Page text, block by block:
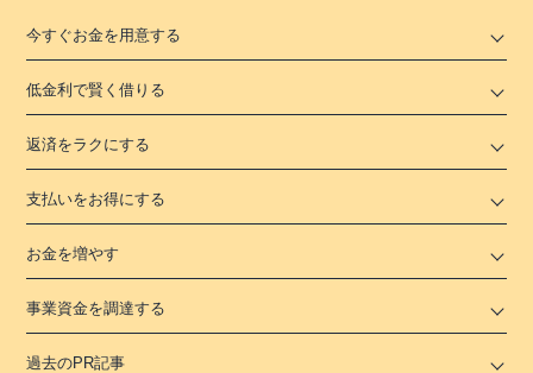
今すぐお金を用意する
低金利で賢く借りる
返済をラクにする
支払いをお得にする
お金を増やす
事業資金を調達する
過去のPR記事